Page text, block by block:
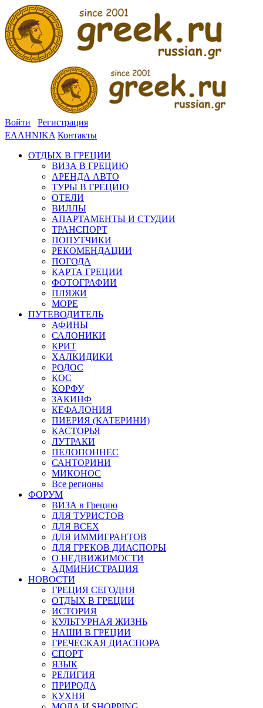
Войти
Регистрация
ΕΛΛΗΝΙΚΑ Контакты
ОТДЫХ В ГРЕЦИИ
ВИЗА В ГРЕЦИЮ
АРЕНДА АВТО
ТУРЫ В ГРЕЦИЮ
ОТЕЛИ
ВИЛЛЫ
АПАРТАМЕНТЫ И СТУДИИ
ТРАНСПОРТ
ПОПУТЧИКИ
РЕКОМЕНДАЦИИ
ПОГОДА
КАРТА ГРЕЦИИ
ФОТОГРАФИИ
ПЛЯЖИ
МОРЕ
ПУТЕВОДИТЕЛЬ
АФИНЫ
САЛОНИКИ
КРИТ
ХАЛКИДИКИ
РОДОС
КОС
КОРФУ
ЗАКИНФ
КЕФАЛОНИЯ
ПИЕРИЯ (КАТЕРИНИ)
КАСТОРЬЯ
ЛУТРАКИ
ПЕЛОПОННЕС
САНТОРИНИ
МИКОНОС
Все регионы
ФОРУМ
ВИЗА в Грецию
ДЛЯ ТУРИСТОВ
ДЛЯ ВСЕХ
ДЛЯ ИММИГРАНТОВ
ДЛЯ ГРЕКОВ ДИАСПОРЫ
О НЕДВИЖИМОСТИ
АДМИНИСТРАЦИЯ
НОВОСТИ
ГРЕЦИЯ СЕГОДНЯ
ОТДЫХ В ГРЕЦИИ
ИСТОРИЯ
КУЛЬТУРНАЯ ЖИЗНЬ
НАШИ В ГРЕЦИИ
ГРЕЧЕСКАЯ ДИАСПОРА
СПОРТ
ЯЗЫК
РЕЛИГИЯ
ПРИРОДА
КУХНЯ